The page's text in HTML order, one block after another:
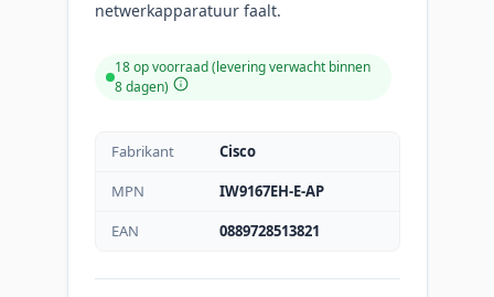
netwerkapparatuur faalt.
18 op voorraad (levering verwacht binnen
8 dagen)
Fabrikant
Cisco
MPN
IW9167EH-E-AP
EAN
0889728513821